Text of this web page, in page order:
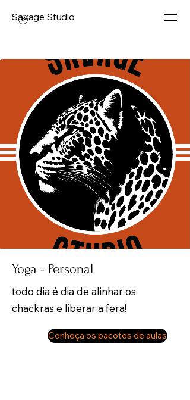
Savage Studio
​Yoga - Personal
​todo dia é dia de alinhar os
chackras e liberar a fera!
Conheça os pacotes de aulas